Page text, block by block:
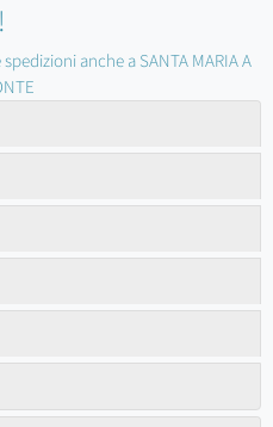
anche a SANTA MARIA A